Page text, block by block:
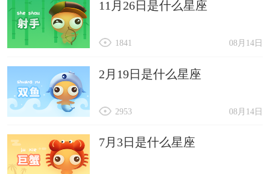
11月26日是什么星座
08月14日
1841
2月19日是什么星座
08月14日
2953
7月3日是什么星座